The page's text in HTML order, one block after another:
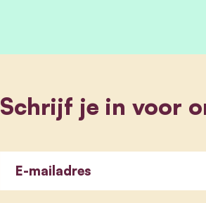
Schrijf je in voor
E-mailadres